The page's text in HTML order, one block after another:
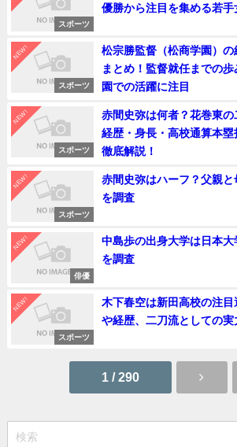
スポーツ
優勝から注目を集める若
NEW!
スポーツ
松宗勝監督（松商学園）
まとめ！監督就任までの
園での活躍に注目
NEW!
スポーツ
赤間史弥は何者？花巻東
経歴・身長・高校通算本
徹底解説！
NEW!
スポーツ
赤間史弥はハーフ？父親
を調査
NEW!
俳優
中島歩の出身大学は日本
を調査
NEW!
スポーツ
木下春空は新田高校の注
や経歴、二刀流としての実
1 / 290